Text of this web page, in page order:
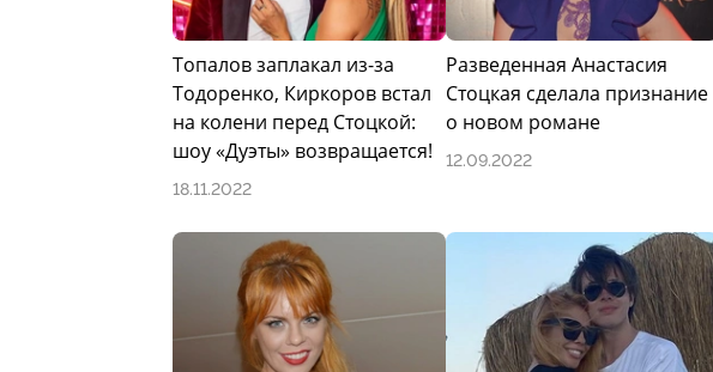
Топалов заплакал из-за
Тодоренко, Киркоров встал
на колени перед Стоцкой:
шоу «Дуэты» возвращается!
18.11.2022
Разведенная Анастасия
Стоцкая сделала признание
о новом романе
12.09.2022